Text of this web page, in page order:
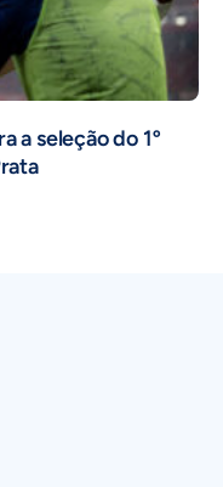
a seleção do 1º